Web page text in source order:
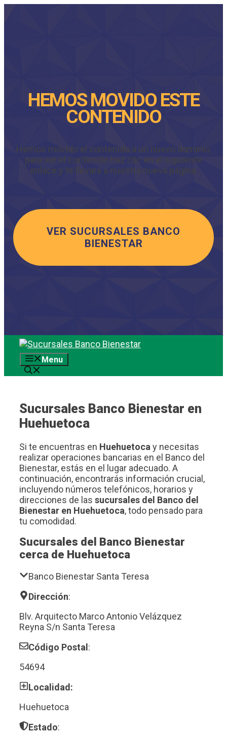
HEMOS MOVIDO ESTE
CONTENIDO
Hemos movido el contenido a un nuevo dominio,
para ver el contenido haz clic en el siguiente
enlace y te llevará a nuestra nueva página.
VER SUCURSALES BANCO
BIENESTAR
Saltar
contenidoMenu
Sucursales Banco Bienestar en
Huehuetoca
Si te encuentras en Huehuetoca y necesitas
realizar operaciones bancarias en el Banco del
Bienestar, estás en el lugar adecuado. A
continuación, encontrarás información crucial,
incluyendo números telefónicos, horarios y
direcciones de las sucursales del Banco del
Bienestar en Huehuetoca, todo pensado para
tu comodidad.
Sucursales del Banco Bienestar
cerca de Huehuetoca
Banco Bienestar Santa Teresa
Dirección:
Blv. Arquitecto Marco Antonio Velázquez
Reyna S/n Santa Teresa
Código Postal:
54694
Localidad:
Huehuetoca
Estado: